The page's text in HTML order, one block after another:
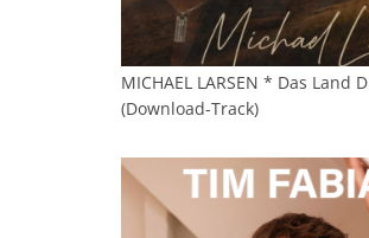
MICHAEL LARSEN * Das Land
(Download-Track)